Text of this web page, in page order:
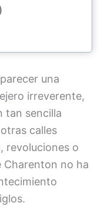
una
irreverente,
tan sencilla
calles
revoluciones o
Charenton no ha